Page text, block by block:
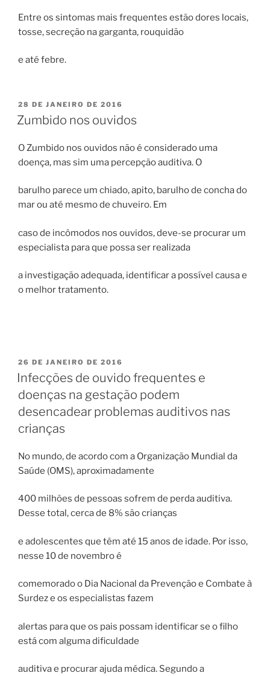
Entre os sintomas mais frequentes estão dores locais,
tosse, secreção na garganta, rouquidão
e até febre.
PUBLICADO
EM
28 DE JANEIRO DE 2016
Zumbido nos ouvidos
O Zumbido nos ouvidos não é considerado uma
doença, mas sim uma percepção auditiva. O
barulho parece um chiado, apito, barulho de concha do
mar ou até mesmo de chuveiro. Em
caso de incômodos nos ouvidos, deve-se procurar um
especialista para que possa ser realizada
a investigação adequada, identificar a possível causa e
o melhor tratamento.
PUBLICADO
EM
26 DE JANEIRO DE 2016
Infecções de ouvido frequentes e
doenças na gestação podem
desencadear problemas auditivos nas
crianças
No mundo, de acordo com a Organização Mundial da
Saúde (OMS), aproximadamente
400 milhões de pessoas sofrem de perda auditiva.
Desse total, cerca de 8% são crianças
e adolescentes que têm até 15 anos de idade. Por isso,
nesse 10 de novembro é
comemorado o Dia Nacional da Prevenção e Combate à
Surdez e os especialistas fazem
alertas para que os pais possam identificar se o filho
está com alguma dificuldade
auditiva e procurar ajuda médica. Segundo a